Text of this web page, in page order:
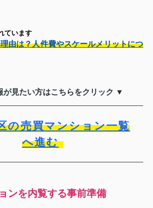
ています
由は？人件費やスケールメリットにつ
が見たい方はこちらをクリック ▼
の売買マンション一覧
へ進む
ンを内覧する事前準備